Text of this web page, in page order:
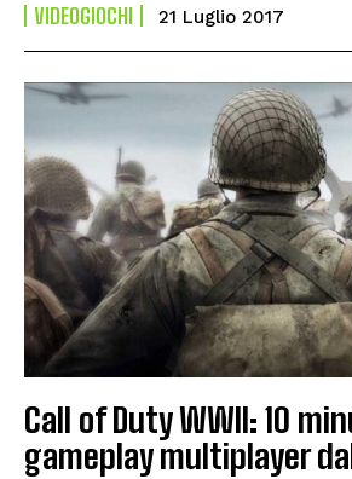
VIDEOGIOCHI 21 Luglio 2017
Call of Duty WWII: 10
gameplay multiplayer